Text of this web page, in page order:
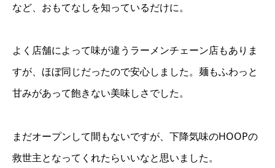
など、おもてなしを知っているだけに。
よく店舗によって味が違うラーメンチェーン店もありま
すが、ほぼ同じだったので安心しました。麺もふわっと
甘みがあって飽きない美味しさでした。
まだオープンして間もないですが、下降気味のHOOPの
救世主となってくれたらいいなと思いました。